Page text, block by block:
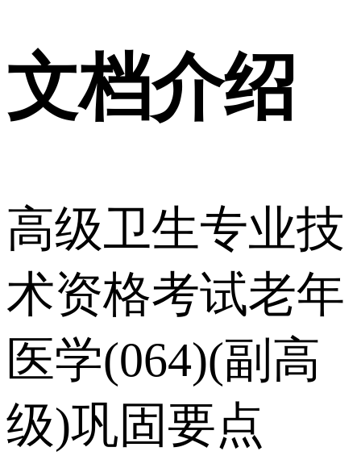
文档介绍
高级卫生专业技
术资格考试老年
医学(064)(副高
级)巩固要点